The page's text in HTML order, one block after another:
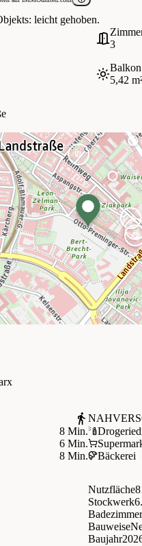
leicht gehoben.
3
Balkon
5,42
8 Min.
6 Min.
8 Min.
Drogerie
Bäckerei
Nutzfläche
Stockwerk
Badezimmer
Bauweise
Baujahr